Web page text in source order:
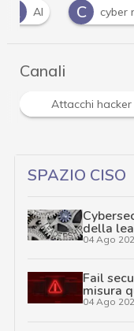
C
cyber resilience
Canali
Attacchi
SPAZIO CISO
della
04 Ago
Fail
misura
04 Ago